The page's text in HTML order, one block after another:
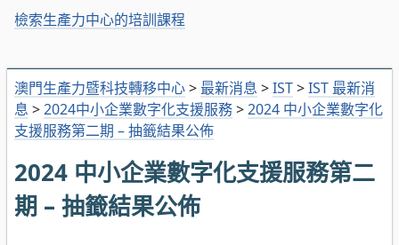
澳門生產力暨科技轉移中心> 最新消息 >IST>IST 最新消
息 >2024中小企業數字化支援服務>2024 中小企業數字化
支援服務第二期 – 抽籤結果公佈
2024 中小企業數字化支援服務第二
期 – 抽籤結果公佈
檢索生產力中心的培訓課程